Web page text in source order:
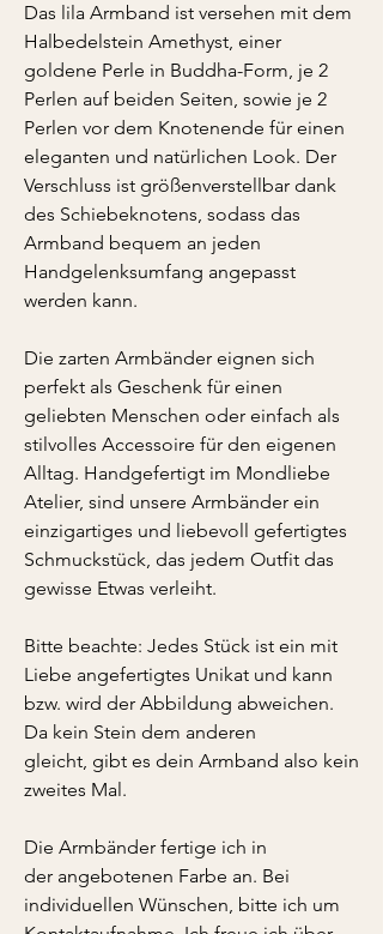
Das lila Armband ist versehen mit dem
Halbedelstein Amethyst, einer
goldene Perle in Buddha-Form, je 2
Perlen auf beiden Seiten, sowie je 2
Perlen vor dem Knotenende für einen
eleganten und natürlichen Look. Der
Verschluss ist größenverstellbar dank
des Schiebeknotens, sodass das
Armband bequem an jeden
Handgelenksumfang angepasst
werden kann.
Die zarten Armbänder eignen sich
perfekt als Geschenk für einen
geliebten Menschen oder einfach als
stilvolles Accessoire für den eigenen
Alltag. Handgefertigt im Mondliebe
Atelier, sind unsere Armbänder ein
einzigartiges und liebevoll gefertigtes
Schmuckstück, das jedem Outfit das
gewisse Etwas verleiht.
Bitte beachte: Jedes Stück ist ein mit
Liebe angefertigtes Unikat und kann
bzw. wird der Abbildung abweichen.
Da kein Stein dem anderen
gleicht, gibt es dein Armband also kein
zweites Mal.
Die Armbänder fertige ich in
der angebotenen Farbe an. Bei
individuellen Wünschen, bitte ich um